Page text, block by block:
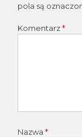
pola są
Komentarz*
Nazwa *